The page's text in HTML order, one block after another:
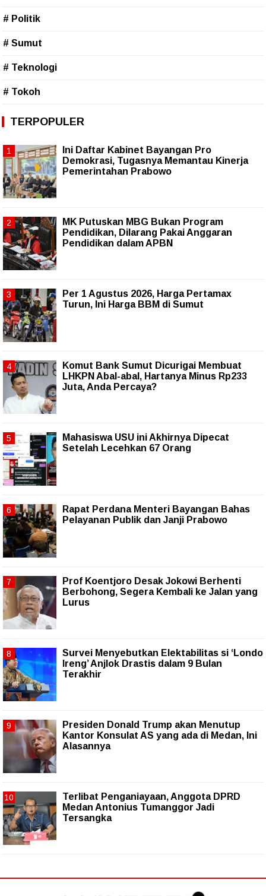
# Politik
# Sumut
# Teknologi
# Tokoh
TERPOPULER
Ini Daftar Kabinet Bayangan Pro
Demokrasi, Tugasnya Memantau Kinerja
Pemerintahan Prabowo
MK Putuskan MBG Bukan Program
Pendidikan, Dilarang Pakai Anggaran
Pendidikan dalam APBN
Per 1 Agustus 2026, Harga Pertamax
Turun, Ini Harga BBM di Sumut
Komut Bank Sumut Dicurigai Membuat
LHKPN Abal-abal, Hartanya Minus Rp233
Juta, Anda Percaya?
Mahasiswa USU ini Akhirnya Dipecat
Setelah Lecehkan 67 Orang
Rapat Perdana Menteri Bayangan Bahas
Pelayanan Publik dan Janji Prabowo
Prof Koentjoro Desak Jokowi Berhenti
Berbohong, Segera Kembali ke Jalan yang
Lurus
Survei Menyebutkan Elektabilitas si ‘Londo
Ireng’ Anjlok Drastis dalam 9 Bulan
Terakhir
Presiden Donald Trump akan Menutup
Kantor Konsulat AS yang ada di Medan, Ini
Alasannya
Terlibat Penganiayaan, Anggota DPRD
Medan Antonius Tumanggor Jadi
Tersangka